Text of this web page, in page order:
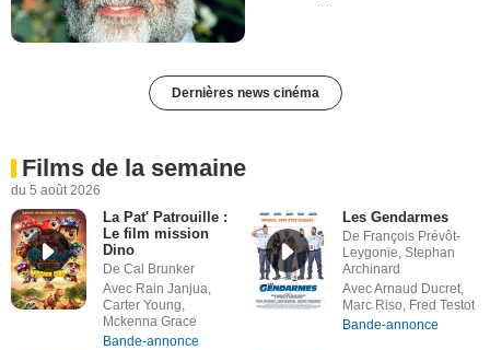
Dernières news cinéma
Films de la semaine
du 5 août 2026
La Pat' Patrouille :
Le film mission
Dino
De Cal Brunker
Avec Rain Janjua,
Carter Young,
Mckenna Grace
Bande-annonce
Les Gendarmes
De François Prévôt-
Leygonie, Stephan
Archinard
Avec Arnaud Ducret,
Marc Riso, Fred Testot
Bande-annonce